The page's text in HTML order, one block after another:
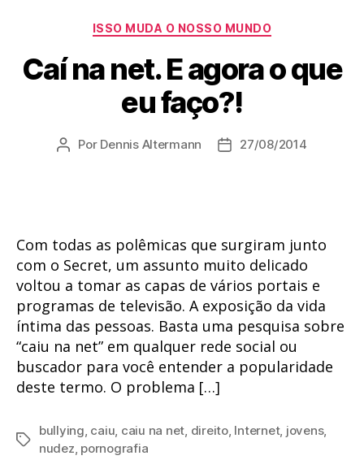
Categorias
ISSO MUDA O NOSSO MUNDO
Caí na net. E agora o que
eu faço?!
Autor
Por Dennis Altermann
Data27/08/2014
Com todas as polêmicas que surgiram junto
com o Secret, um assunto muito delicado
voltou a tomar as capas de vários portais e
programas de televisão. A exposição da vida
íntima das pessoas. Basta uma pesquisa sobre
“caiu na net” em qualquer rede social ou
buscador para você entender a popularidade
deste termo. O problema […]
Tags
bullying, caiu, caiu na net, direito, Internet, jovens,
nudez, pornografia